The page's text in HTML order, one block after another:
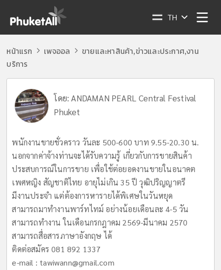
TH
หน้าแรก เพจออล ขายและหาสินค้า,ข่าวและประกาศ,งาน
บริการ
โดย:ANDAMAN PEARL Central Festival
Phuket
พนักงานขายชั่วคราว วันละ 500-600 บาท 9.55-20.30 น.
นอกจากค่าจ้างท่านจะได้รับความรู้ เกี่ยวกับการขายสินค้า
ประสบการณ์ในการขาย เพื่อใช้ต่อยอดงานขายในอนาคต
เพศหญิง สัญชาติไทย อายุไม่เกิน 35 ปี วุฒิปริญญาตรี
มีงานประจำ แต่ต้องการหารายได้พิเศษในวันหยุด
สามารถมาทำงานพาร์ทไทม์​ อย่างน้อยเดือนละ 4-5 วัน
สามารถทำงาน ในเดือนกรกฎาคม 2569-มีนาคม 2570
สามารถสื่อสารภาษาอังกฤษ ได้
ติดต่อสมัคร 081 892 1337
e-mail : tawiwann@gmail.com